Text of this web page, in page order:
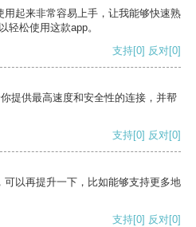
起来非常容易上手，让我能够快速熟
轻松使用这款app。
支持[0] 反对[0]
提供最高速度和安全性的连接，并帮
支持[0] 反对[0]
以再提升一下，比如能够支持更多地
支持[0] 反对[0]